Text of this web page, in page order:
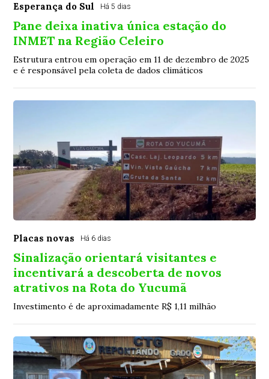
Esperança do Sul Há 5 dias
Pane deixa inativa única estação do
INMET na Região Celeiro
Estrutura entrou em operação em 11 de dezembro de 2025
e é responsável pela coleta de dados climáticos
Placas novas Há 6 dias
Sinalização orientará visitantes e
incentivará a descoberta de novos
atrativos na Rota do Yucumã
Investimento é de aproximadamente R$ 1,11 milhão